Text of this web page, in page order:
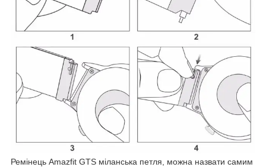
Ремінець Amazfit GTS міланська петля, можна назвати самим